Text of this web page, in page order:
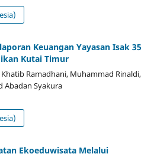
Keuangan Yayasan Isak 35
Kutai Timur
Ramadhani, Muhammad Rinaldi,
Abadan Syakura
Ekoeduwisata Melalui